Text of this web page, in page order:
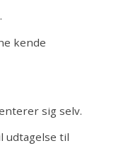
kende
sig selv.
udtagelse til